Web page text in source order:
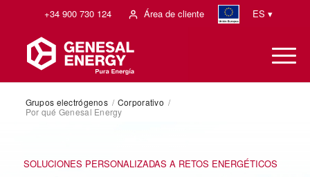
+34 900 730 124 Área de cliente ES ▾
Grupos electrógenos / Corporativo /
Por qué Genesal Energy
SOLUCIONES PERSONALIZADAS A RETOS ENERGÉTICOS